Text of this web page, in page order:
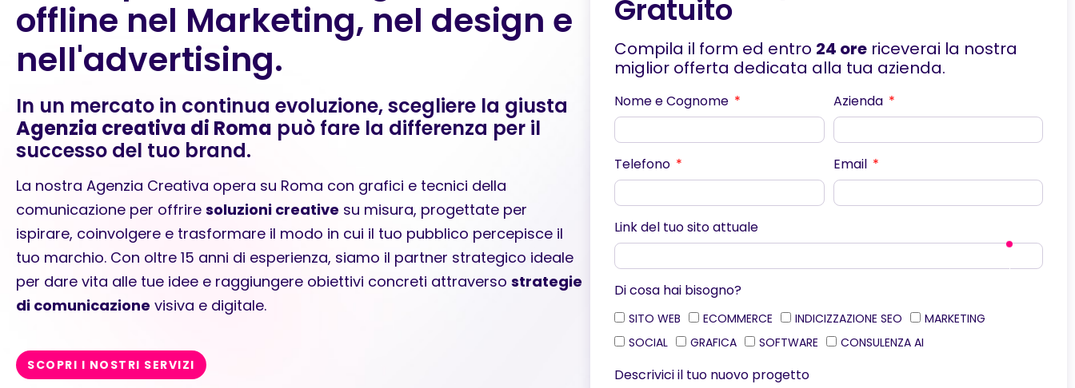
offline nel Marketing, nel design e
nell'advertising.
In un mercato in continua evoluzione, scegliere la giusta
Agenzia creativa di Roma può fare la differenza per il
successo del tuo brand.
La nostra Agenzia Creativa opera su Roma con grafici e tecnici della
comunicazione per offrire soluzioni creative su misura, progettate per
ispirare, coinvolgere e trasformare il modo in cui il tuo pubblico percepisce il
tuo marchio. Con oltre 15 anni di esperienza, siamo il partner strategico ideale
per dare vita alle tue idee e raggiungere obiettivi concreti attraverso strategie
di comunicazione visiva e digitale.
SCOPRI I NOSTRI SERVIZI
Gratuito
Compila il form ed entro 24 orericeverai la nostra
miglior offerta dedicata alla tua azienda.
Nome e Cognome Azienda
Telefono Email
Link del tuo sito attuale
Di cosa hai bisogno?
SITO WEB ECOMMERCE INDICIZZAZIONE SEO
MARKETING
SOCIAL
GRAFICA SOFTWARE CONSULENZA AI
Descrivici il tuo nuovo progetto